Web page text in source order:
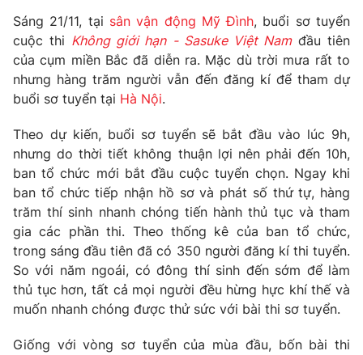
Câu chuyện quốc tế
Tài chính
Thị trường
Góc doanh nghiệp
Dữ liệu và đời sống
Truyền hình
Hậu trường
Nhân vật
Khán giả
Giải sao mai
Giải trí
Điện ảnh
Âm nhạc
Sao
Đời sống
Du lịch
Làm đẹp
Chất lượng cuộc sống
Giáo dục
Tuyển sinh
Học trực tuyến
Công nghệ
Hitech Công nghệ tương lai
Sản phẩm
Giao lưu trực tuyến
Sáng 21/11, tại sân vận động Mỹ Đình, buổi sơ tuyển
cuộc thi Không giới hạn - Sasuke Việt Namđầu tiên
của cụm miền Bắc đã diễn ra. Mặc dù trời mưa rất to
nhưng hàng trăm người vẫn đến đăng kí để tham dự
buổi sơ tuyển tại Hà Nội.
Theo dự kiến, buổi sơ tuyển sẽ bắt đầu vào lúc 9h,
nhưng do thời tiết không thuận lợi nên phải đến 10h,
ban tổ chức mới bắt đầu cuộc tuyển chọn. Ngay khi
ban tổ chức tiếp nhận hồ sơ và phát số thứ tự, hàng
trăm thí sinh nhanh chóng tiến hành thủ tục và tham
gia các phần thi. Theo thống kê của ban tổ chức,
trong sáng đầu tiên đã có 350 người đăng kí thi tuyển.
So với năm ngoái, có đông thí sinh đến sớm để làm
thủ tục hơn, tất cả mọi người đều hừng hực khí thế và
muốn nhanh chóng được thử sức với bài thi sơ tuyển.
Giống với vòng sơ tuyển của mùa đầu, bốn bài thi